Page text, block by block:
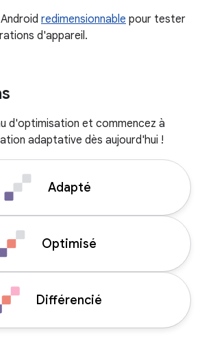
redimensionnable pour tester
d'appareil.
d'optimisation et commencez à
adaptative dès aujourd'hui !
Adapté
Optimisé
Différencié